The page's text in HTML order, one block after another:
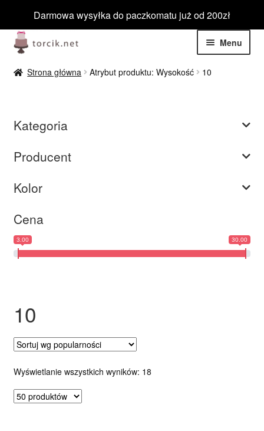
Darmowa wysyłka do paczkomatu już od 200zł
Przejdź
do
nawigacji
Przejdź
do
treści
Menu
Jadalne
Barwniki spożywcze
Rozwiń
Tematyczne
Rozwiń
Blog
Wyprzedaż
Nowości
Strona główna Atrybut produktu: Wysokość 10
10
Wyświetlanie wszystkich wyników: 18Posortowane
Kategoria
Producent
Kolor
Cena
3.00 30.00